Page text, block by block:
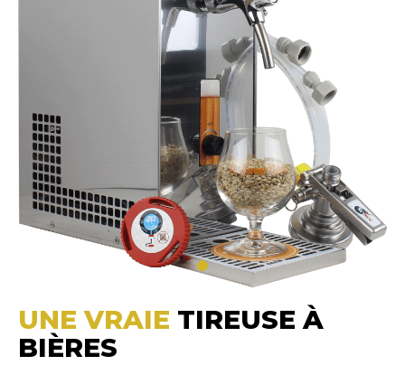
UNE VRAIE TIREUSE À
BIÈRES